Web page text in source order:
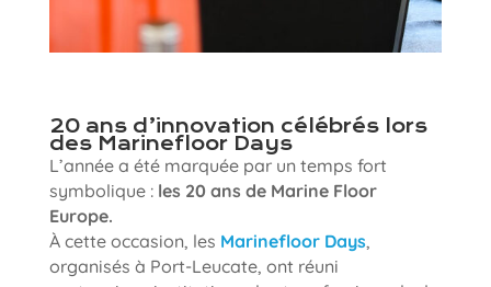
20 ans d’innovation célébrés lors
des Marinefloor Days
L’année a été marquée par un temps fort
symbolique : les 20 ans de Marine Floor
Europe.
À cette occasion, les Marinefloor Days,
organisés à Port-Leucate, ont réuni